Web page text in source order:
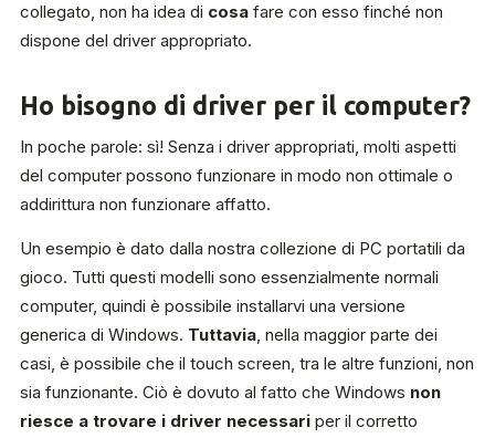
collegato, non ha idea di cosa fare con esso finché non
dispone del driver appropriato.
Ho bisogno di driver per il computer?
In poche parole: sì! Senza i driver appropriati, molti aspetti
del computer possono funzionare in modo non ottimale o
addirittura non funzionare affatto.
Un esempio è dato dalla nostra collezione di PC portatili da
gioco. Tutti questi modelli sono essenzialmente normali
computer, quindi è possibile installarvi una versione
generica di Windows. Tuttavia, nella maggior parte dei
casi, è possibile che il touch screen, tra le altre funzioni, non
sia funzionante. Ciò è dovuto al fatto che Windows non
riesce a trovare i driver necessari per il corretto